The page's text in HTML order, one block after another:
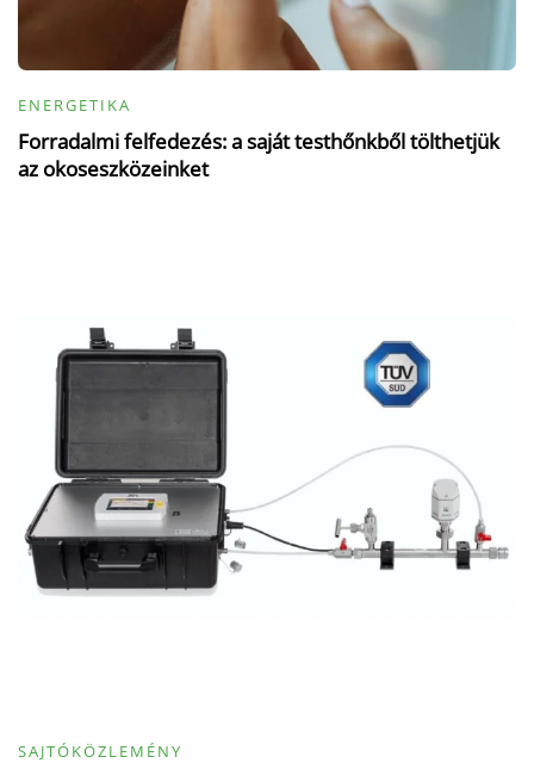
ENERGETIKA
Forradalmi felfedezés: a saját testhőnkből tölthetjük
az okoseszközeinket
SAJTÓKÖZLEMÉNY